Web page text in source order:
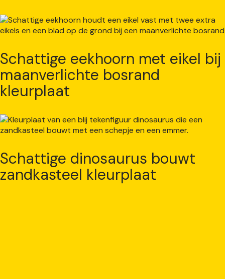
Schattige eekhoorn met eikel bij
maanverlichte bosrand
kleurplaat
Schattige dinosaurus bouwt
zandkasteel kleurplaat